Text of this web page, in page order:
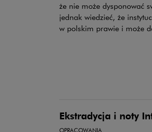
że nie może dysponować
jednak wiedzieć, że
w polskim prawie i może
Ekstradycja i noty
OPRACOWANIA